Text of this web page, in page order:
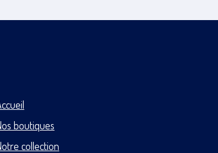
boutiques
collection